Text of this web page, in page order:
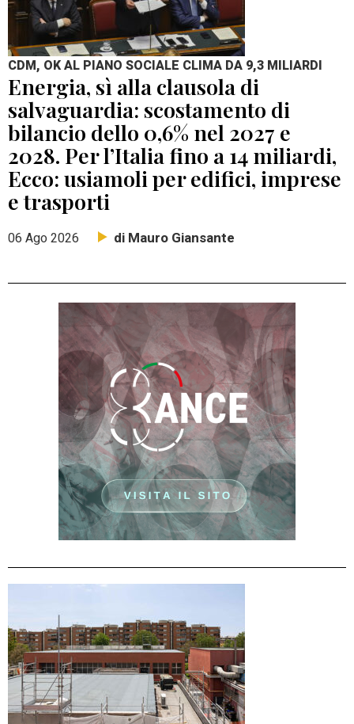
CDM, OK AL PIANO SOCIALE CLIMA DA 9,3 MILIARDI
Energia, sì alla clausola di
salvaguardia: scostamento di
bilancio dello 0,6% nel 2027 e
2028. Per l’Italia fino a 14 miliardi,
Ecco: usiamoli per edifici, imprese
e trasporti
06 Ago 2026 di Mauro Giansante